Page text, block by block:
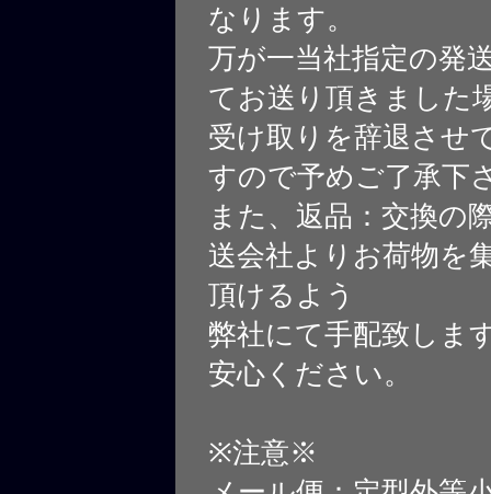
なります。
万が一当社指定の発
てお送り頂きました
受け取りを辞退させ
すので予めご了承下
また、返品：交換の
送会社よりお荷物を
頂けるよう
弊社にて手配致しま
安心ください。
※注意※